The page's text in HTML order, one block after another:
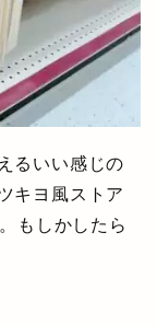
るいい感じの
キヨ風ストア
もしかしたら